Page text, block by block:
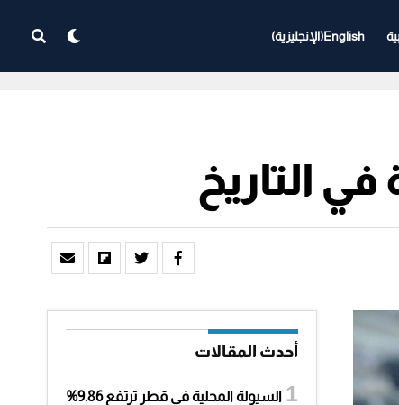
English
(الإنجليزية)
أحدث المقالات
السيولة المحلية في قطر ترتفع 9.86%